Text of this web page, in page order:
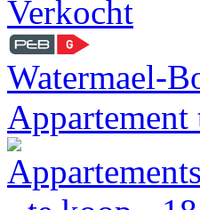
Verkocht
Watermael-
Appartement